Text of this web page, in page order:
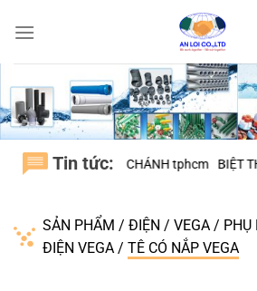
qua
Tin tức:
SƠN, H.BÌNH CHÁNH tphcm BIỆT THỰ
SẢN PHẨM / ĐIỆN / VEGA / PHỤ
ĐIỆN VEGA / TÊ CÓ NẮP VEGA